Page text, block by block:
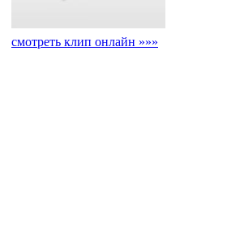
смотреть клип онлайн »»»